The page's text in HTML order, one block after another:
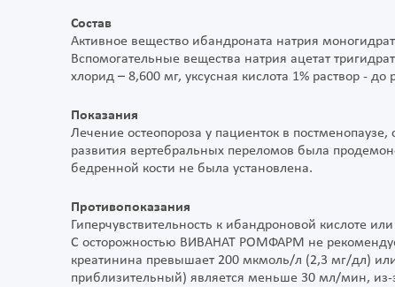
Состав
Активное вещество ибандроната натрия
Вспомогательные вещества натрия ацетат
хлорид – 8,600 мг, уксусная кислота 1% раствор -
Показания
Лечение остеопороза у пациенток в
развития вертебральных переломов была
бедренной кости не была установлена.
Противопоказания
Гиперчувствительность к ибандроновой кислоте
С осторожностью ВИВАНАТ РОМФАРМ не
креатинина превышает 200 мкмоль/л (2,3 мг/дл)
приблизительный) является меньше 30 мл/мин,